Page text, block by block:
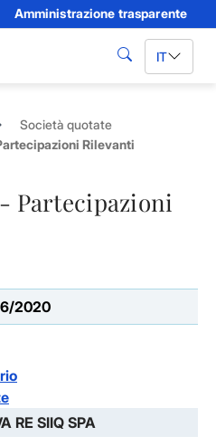
Amministrazione trasparente
cerca IT
Società quotate
Rilevanti
Partecipazioni
2020
RE SIIQ SPA